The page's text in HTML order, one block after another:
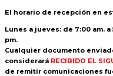
El horario de recepción en
Lunes a jueves: de 7:00 am. a
pm.
Cualquier documento
considerará RECIBIDO EL
de remitir comunicaciones